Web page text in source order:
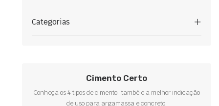
Categorias
Cimento Certo
Conheça os 4 tipos de cimento Itambé e a melhor indicação
de uso para argamassa e concreto.